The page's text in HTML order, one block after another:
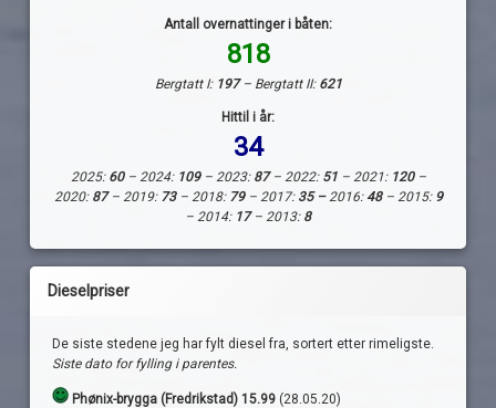
Antall overnattinger i båten:
818
Bergtatt I: 197– Bergtatt II: 621
Hittil i år:
34
2025: 60– 2024: 109– 2023: 87– 2022: 51– 2021: 120–
2020: 87– 2019: 73– 2018: 79– 2017: 35 – 2016:48– 2015: 9
– 2014: 17– 2013: 8
Dieselpriser
De siste stedene jeg har fylt diesel fra, sortert etter rimeligste.
Siste dato for fylling i parentes.
Phønix-brygga (Fredrikstad) 15.99 (28.05.20)